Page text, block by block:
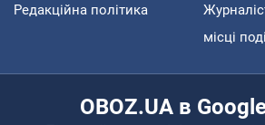
Редакційна політика
місці
OBOZ.UA в